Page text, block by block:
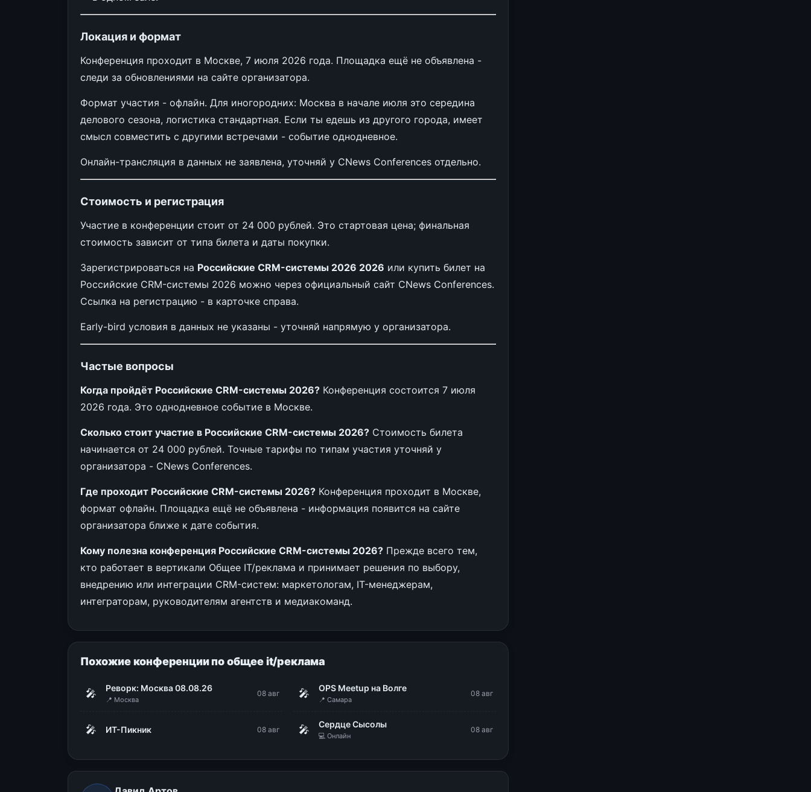
Локация и формат
Конференция проходит в Москве, 7 июля 2026 года. Площадка ещё не объявлена -
следи за обновлениями на сайте организатора.
Формат участия - офлайн. Для иногородних: Москва в начале июля это середина
делового сезона, логистика стандартная. Если ты едешь из другого города, имеет
смысл совместить с другими встречами - событие однодневное.
Онлайн-трансляция в данных не заявлена, уточняй у CNews Conferences отдельно.
Стоимость и регистрация
Участие в конференции стоит от 24 000 рублей. Это стартовая цена; финальная
стоимость зависит от типа билета и даты покупки.
Зарегистрироваться на Российские CRM-системы 2026 2026 или купить билет на
Российские CRM-системы 2026 можно через официальный сайт CNews Conferences.
Ссылка на регистрацию - в карточке справа.
Early-bird условия в данных не указаны - уточняй напрямую у организатора.
Частые вопросы
Когда пройдёт Российские CRM-системы 2026? Конференция состоится 7 июля
2026 года. Это однодневное событие в Москве.
Сколько стоит участие в Российские CRM-системы 2026? Стоимость билета
начинается от 24 000 рублей. Точные тарифы по типам участия уточняй у
организатора - CNews Conferences.
Где проходит Российские CRM-системы 2026? Конференция проходит в Москве,
формат офлайн. Площадка ещё не объявлена - информация появится на сайте
организатора ближе к дате события.
Кому полезна конференция Российские CRM-системы 2026? Прежде всего тем,
кто работает в вертикали Общее IT/реклама и принимает решения по выбору,
внедрению или интеграции CRM-систем: маркетологам, IT-менеджерам,
интеграторам, руководителям агентств и медиакоманд.
Похожие конференции по общее it/реклама
🎤 Реворк: Москва 08.08.26
📍 Москва
08 авг 🎤 OPS Meetup на Волге
📍 Самара
08 авг
🎤 ИТ-Пикник 08 авг 🎤 Сердце Сысолы
💻 Онлайн
08 авг